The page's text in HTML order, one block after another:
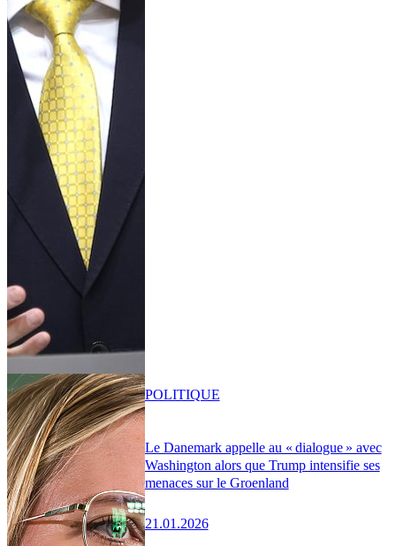
Le Danemark appelle au « dialogue » avec
Washington alors que Trump intensifie ses
menaces sur le Groenland
21.01.2026
POLITIQUE